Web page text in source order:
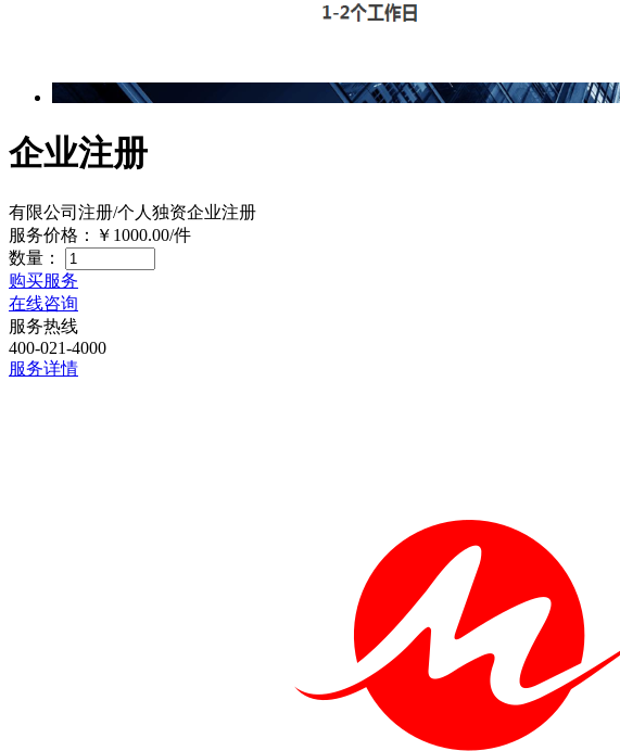
企业注册
有限公司注册/个人独资企业注册
服务价格：
￥1000.00/件
数量：
购买服务
在线咨询
服务热线
400-021-4000
服务详情